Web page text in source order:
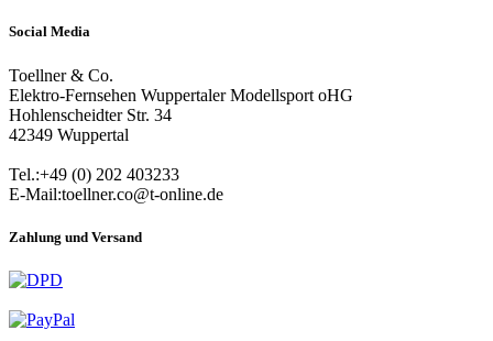
Social Media
Toellner & Co.
Elektro-Fernsehen Wuppertaler Modellsport oHG
Hohlenscheidter Str. 34
42349 Wuppertal
Tel.:+49 (0) 202 403233
E-Mail:toellner.co@t-online.de
Zahlung und Versand